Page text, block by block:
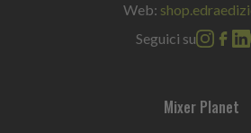
Web:
Seguici su
Mixer Planet